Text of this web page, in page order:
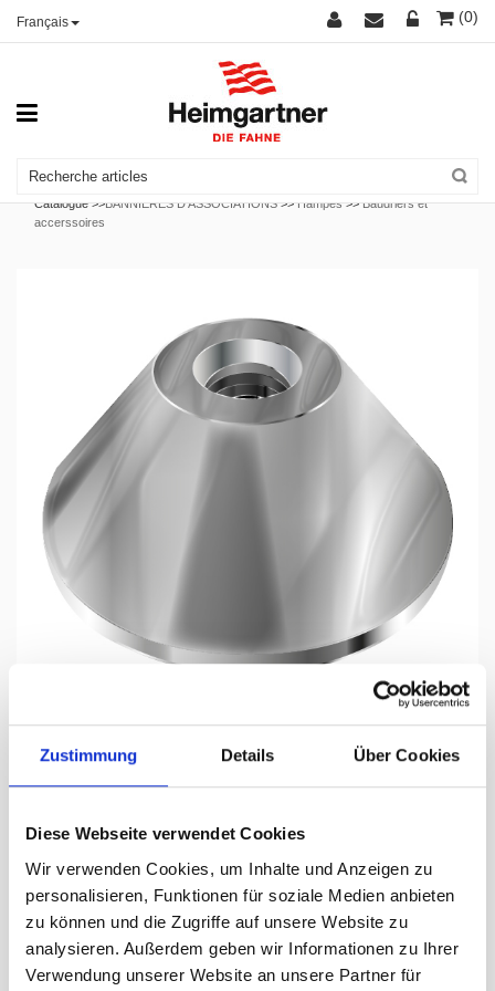
Zustimmung Details Über Cookies
Diese Webseite verwendet Cookies
Wir verwenden Cookies, um Inhalte und Anzeigen zu
personalisieren, Funktionen für soziale Medien anbieten
zu können und die Zugriffe auf unsere Website zu
analysieren. Außerdem geben wir Informationen zu Ihrer
Verwendung unserer Website an unsere Partner für
Français (0)
Catalogue >>BANNIÈRES D'ASSOCIATIONS >>Hampes >>Baudriers et
accerssoires
Zwischenstück verchromt zu
Fahnenstange
mit Chromspitze
Jours de livraison: